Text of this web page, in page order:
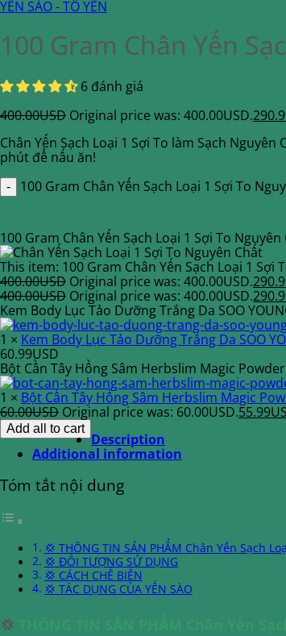
YẾN SÀO - TỔ YẾN
100 Gram Chân Yến
6 đánh giá
400.00USD Original price was: 400.00USD.
Chân Yến Sạch Loại 1 Sợi To làm Sạch
phút để nấu ăn!
100 Gram Chân Yến Sạch Loại 1 Sợi To
100 Gram Chân Yến Sạch Loại 1 Sợi To Nguyên
This item: 100 Gram Chân Yến Sạch Loại 1 Sợi
400.00USD Original price was: 400.00USD.
400.00USD Original price was: 400.00USD.
Kem Body Lục Tảo Dưỡng Trắng Da SOO
1 × Kem Body Lục Tảo Dưỡng Trắng Da SOO
60.99USD
Bột Cần Tây Hồng Sâm Herbslim Magic Powder
1 × Bột Cần Tây Hồng Sâm Herbslim Magic
60.00USD Original price was: 60.00USD.55.99
Add all to cart
Description
Additional information
Tóm tắt nội dung
💢 THÔNG TIN SẢN PHẨM Chân Yến Sạch
💢 ĐỐI TƯỢNG SỬ DỤNG
💢 CÁCH CHẾ BIẾN
💢 TÁC DỤNG CỦA YẾN SÀO
💢